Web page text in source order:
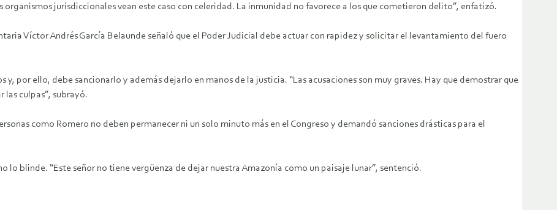
organismos jurisdiccionales vean este caso con celeridad. La inmunidad no favorece a los que cometieron delito”, enfatizó.
Víctor Andrés García Belaunde señaló que el Poder Judicial debe actuar con rapidez y solicitar el levantamiento del fuero
por ello, debe sancionarlo y además dejarlo en manos de la justicia. “Las acusaciones son muy graves. Hay que demostrar que
las culpas”, subrayó.
como Romero no deben permanecer ni un solo minuto más en el Congreso y demandó sanciones drásticas para el
lo blinde. “Este señor no tiene vergüenza de dejar nuestra Amazonía como un paisaje lunar”, sentenció.